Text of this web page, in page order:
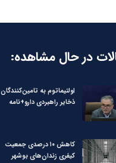
در حال مشاهده:
اولتیماتوم به تامین‌کنندگان
ذخایر راهبردی دارو+نامه
کاهش ۱۰ درصدی جمعیت
کیفری زندان‌های بوشهر